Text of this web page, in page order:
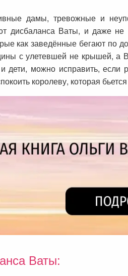
дамы, тревожные и
дисбаланса Ваты, и даже
как заведённые бегают по
с улетевшей не крышей, а
дети, можно исправить,
королеву, которая
Ваты: